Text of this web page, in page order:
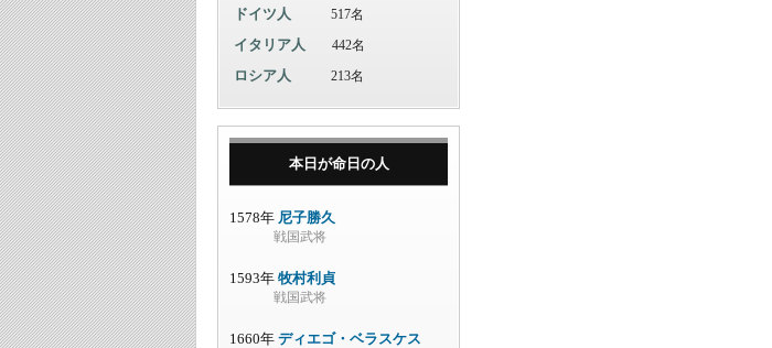
ドイツ人 517名
イタリア人 442名
ロシア人 213名
本日が命日の人
1578年 尼子勝久
戦国武将
1593年 牧村利貞
戦国武将
1660年 ディエゴ・ベラスケス